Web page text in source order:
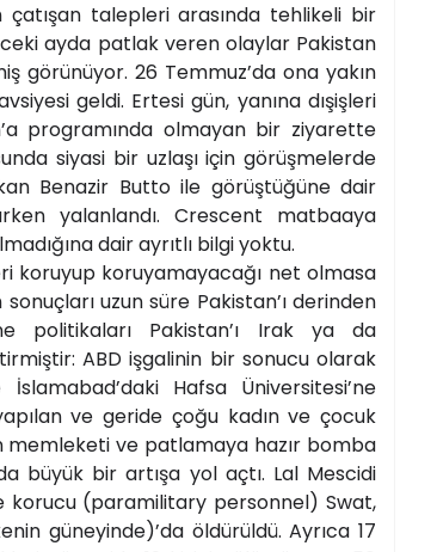
çatışan talepleri arasında tehlikeli bir
ayda patlak veren olaylar Pakistan
görünüyor. 26 Temmuz’da ona yakın
geldi. Ertesi gün, yanına dışişleri
programında olmayan bir ziyarette
siyasi bir uzlaşı için görüşmelerde
Benazir Butto ile görüştüğüne dair
yalanlandı. Crescent matbaaya
dair ayrıtlı bilgi yoktu.
koruyup koruyamayacağı net olmasa
uzun süre Pakistan’ı derinden
politikaları Pakistan’ı Irak ya da
ABD işgalinin bir sonucu olarak
Hafsa Üniversitesi’ne
ve geride çoğu kadın ve çocuk
memleketi ve patlamaya hazır bomba
büyük bir artışa yol açtı. Lal Mescidi
korucu (paramilitary personnel) Swat,
güneyinde)’da öldürüldü. Ayrıca 17